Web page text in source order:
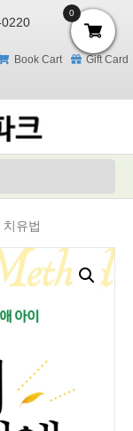
Book Cart
Gift Card
유법
0